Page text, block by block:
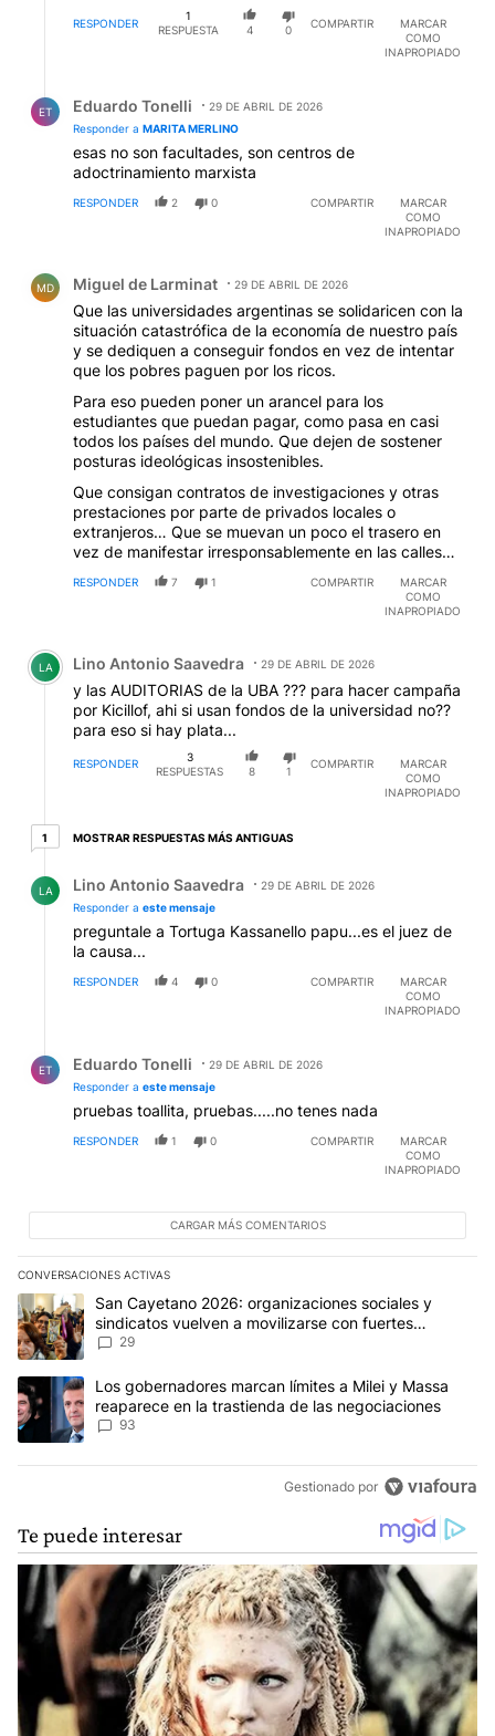
RESPONDER
1
RESPUESTA
4 0
COMPARTIR
MARCAR
COMO
INAPROPIADO
ET Eduardo Tonelli
29 DE ABRIL DE 2026
Responder a MARITA MERLINO
esas no son facultades, son centros de
adoctrinamiento marxista
RESPONDER 2 0 COMPARTIR
MARCAR
COMO
INAPROPIADO
MD Miguel de Larminat 29 DE ABRIL DE 2026
Que las universidades argentinas se solidaricen con la
situación catastrófica de la economía de nuestro país
y se dediquen a conseguir fondos en vez de intentar
que los pobres paguen por los ricos.
Para eso pueden poner un arancel para los
estudiantes que puedan pagar, como pasa en casi
todos los países del mundo. Que dejen de sostener
posturas ideológicas insostenibles.
Que consigan contratos de investigaciones y otras
prestaciones por parte de privados locales o
extranjeros… Que se muevan un poco el trasero en
vez de manifestar irresponsablemente en las calles…
RESPONDER 7 1 COMPARTIR
MARCAR
COMO
INAPROPIADO
Comentario de Lino Antonio Saavedra.
LA Lino Antonio Saavedra 29 DE ABRIL DE 2026
y las AUDITORIAS de la UBA ??? para hacer campaña
por Kicillof, ahi si usan fondos de la universidad no??
para eso si hay plata...
RESPONDER
3
RESPUESTAS
8 1
COMPARTIR
MARCAR
COMO
INAPROPIADO
11 respuesta más antiguas
MOSTRAR RESPUESTAS MÁS ANTIGUAS
LA Lino Antonio Saavedra
29 DE ABRIL DE 2026
Responder a este mensaje
preguntale a Tortuga Kassanello papu...es el juez de
la causa...
RESPONDER 4 0 COMPARTIR
MARCAR
COMO
INAPROPIADO
ET Eduardo Tonelli
29 DE ABRIL DE 2026
Responder a este mensaje
pruebas toallita, pruebas.....no tenes nada
RESPONDER 1 0 COMPARTIR
MARCAR
COMO
INAPROPIADO
CARGAR MÁS COMENTARIOS
CONVERSACIONES ACTIVAS
Este listado muestra los artículos con más comentarios en los
Un artículo de tendencia con el título "San Cayetano 2026:
San Cayetano 2026: organizaciones sociales y
sindicatos vuelven a movilizarse con fuertes
reclamos al Gobierno
29
Un artículo de tendencia con el título "Los gobernadores
Los gobernadores marcan límites a Milei y Massa
reaparece en la trastienda de las negociaciones
93
Gestionado por